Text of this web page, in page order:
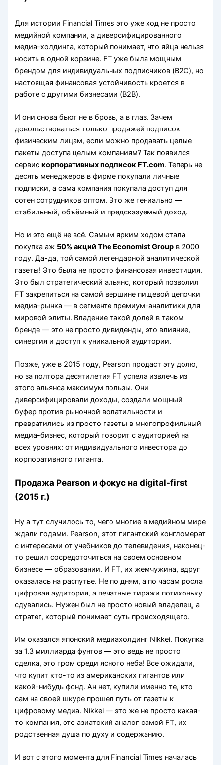
Для истории Financial Times это уже ход не просто
медийной компании, а диверсифицированного
медиа-холдинга, который понимает, что яйца нельзя
носить в одной корзине. FT уже была мощным
брендом для индивидуальных подписчиков (B2C), но
настоящая финансовая устойчивость кроется в
работе с другими бизнесами (B2B).
И они снова бьют не в бровь, а в глаз. Зачем
довольствоваться только продажей подписок
физическим лицам, если можно продавать целые
пакеты доступа целым компаниям? Так появился
сервискорпоративных подписок FT.com. Теперь не
десять менеджеров в фирме покупали личные
подписки, а сама компания покупала доступ для
сотен сотрудников оптом. Это же гениально —
стабильный, объёмный и предсказуемый доход.
Но и это ещё не всё. Самым ярким ходом стала
покупка аж 50% акций The Economist Group в 2000
году. Да-да, той самой легендарной аналитической
газеты! Это была не просто финансовая инвестиция.
Это был стратегический альянс, который позволил
FT закрепиться на самой вершине пищевой цепочки
медиа-рынка — в сегменте премиум-аналитики для
мировой элиты. Владение такой долей в таком
бренде — это не просто дивиденды, это влияние,
синергия и доступ к уникальной аудитории.
Позже, уже в 2015 году, Pearson продаст эту долю,
но за полтора десятилетия FT успела извлечь из
этого альянса максимум пользы. Они
диверсифицировали доходы, создали мощный
буфер против рыночной волатильности и
превратились из просто газеты в многопрофильный
медиа-бизнес, который говорит с аудиторией на
всех уровнях: от индивидуального инвестора до
корпоративного гиганта.
Продажа Pearson и фокус на digital-first
(2015 г.)
Ну а тут случилось то, чего многие в медийном мире
ждали годами. Pearson, этот гигантский конгломерат
с интересами от учебников до телевидения, наконец-
то решил сосредоточиться на своем основном
бизнесе — образовании. И FT, их жемчужина, вдруг
оказалась на распутье. Не по дням, а по часам росла
цифровая аудитория, а печатные тиражи потихоньку
сдувались. Нужен был не просто новый владелец, а
стратег, который понимает суть происходящего.
Им оказался японский медиахолдинг Nikkei. Покупка
за 1.3 миллиарда фунтов — это ведь не просто
сделка, это гром среди ясного неба! Все ожидали,
что купит кто-то из американских гигантов или
какой-нибудь фонд. Ан нет, купили именно те, кто
сам на своей шкуре прошел путь от газеты к
цифровому медиа. Nikkei — это же не просто какая-
то компания, это азиатский аналог самой FT, их
родственная душа по духу и содержанию.
И вот с этого момента для Financial Times началась